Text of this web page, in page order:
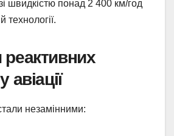
швидкістю понад 2 400 км/год
технології.
реактивних
авіації
незамінними: